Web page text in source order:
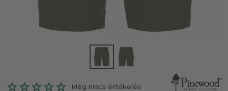
Még nincs értékelés